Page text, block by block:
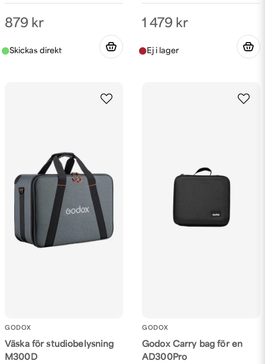
879 kr 1 479 kr
GODOX
Väska för studiobelysning
M300D
GODOX
Godox Carry bag för en
AD300Pro